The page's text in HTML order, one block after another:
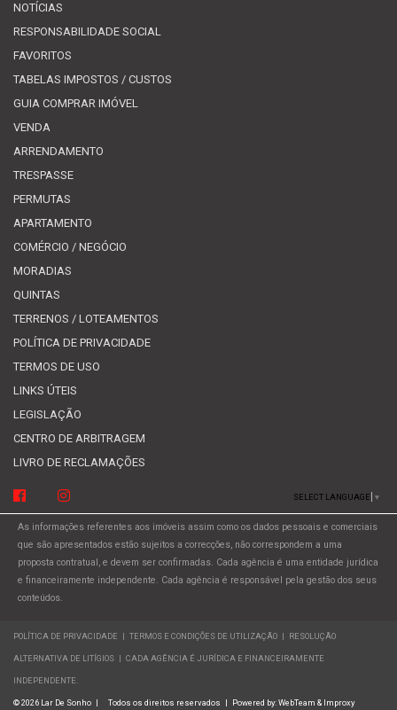
NOTÍCIAS
RESPONSABILIDADE SOCIAL
FAVORITOS
TABELAS IMPOSTOS / CUSTOS
GUIA COMPRAR IMÓVEL
VENDA
ARRENDAMENTO
TRESPASSE
PERMUTAS
APARTAMENTO
COMÉRCIO / NEGÓCIO
MORADIAS
QUINTAS
TERRENOS / LOTEAMENTOS
POLÍTICA DE PRIVACIDADE
TERMOS DE USO
LINKS ÚTEIS
LEGISLAÇÃO
CENTRO DE ARBITRAGEM
LIVRO DE RECLAMAÇÕES
SELECT LANGUAGE ▼
As informações referentes aos imóveis assim como os dados pessoais e comerciais
que são apresentados estão sujeitos a correcções, não correspondem a uma
proposta contratual, e devem ser confirmadas. Cada agência é uma entidade jurídica
e financeiramente independente. Cada agência é responsável pela gestão dos seus
conteúdos.
POLÍTICA DE PRIVACIDADE TERMOS E CONDIÇÕES DE UTILIZAÇÃO RESOLUÇÃO
ALTERNATIVA DE LITÍGIOS CADA AGÊNCIA É JURÍDICA E FINANCEIRAMENTE
INDEPENDENTE.
© 2026 Lar De Sonho Todos os direitos reservados Powered by:WebTeam & Improxy